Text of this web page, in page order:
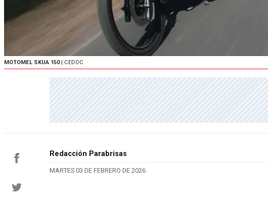
MOTOMEL SKUA 150| CEDOC
Redacción Parabrisas
MARTES 03 DE FEBRERO DE 2026